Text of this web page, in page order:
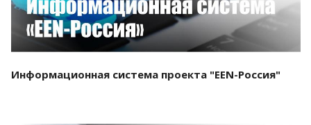
Информационная система проекта "EEN-Россия"